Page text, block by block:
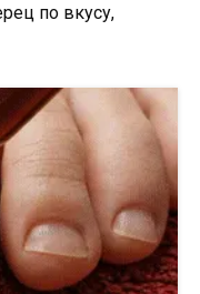
по вкусу,